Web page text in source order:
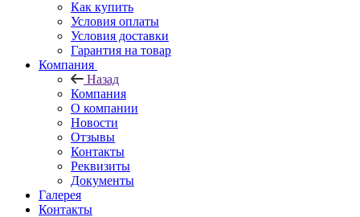
Как купить
Условия оплаты
Условия доставки
Гарантия на товар
Компания
Назад
Компания
О компании
Новости
Отзывы
Контакты
Реквизиты
Документы
Галерея
Контакты